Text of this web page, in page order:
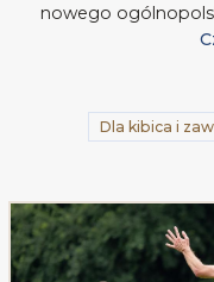
nowego
Dla kibica i